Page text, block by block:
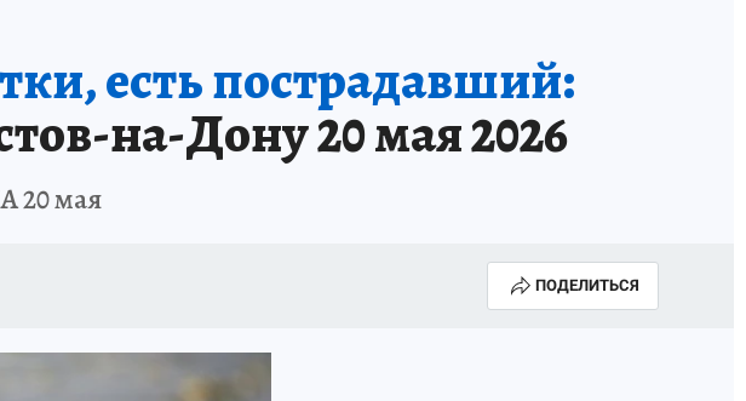
есть пострадавший:
на-Дону 20 мая 2026
20 мая
ПОДЕЛИТЬСЯ